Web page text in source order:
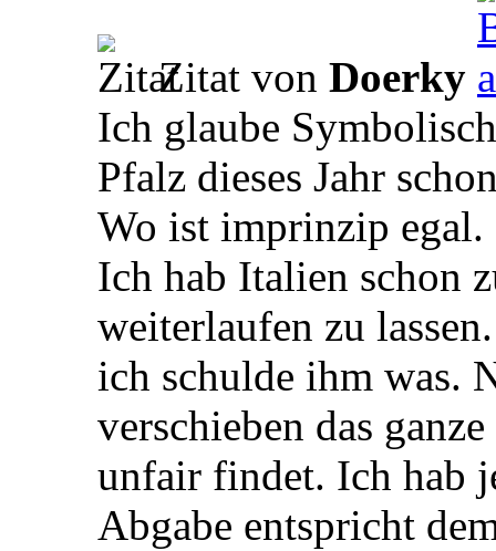
Zitat von Doerky
Ich glaube
Pfalz dieses Jahr
Wo ist imprinzip egal.
Ich hab Italien schon
weiterlaufen zu
ich schulde ihm was.
verschieben das
unfair findet. Ich hab
Abgabe entspricht